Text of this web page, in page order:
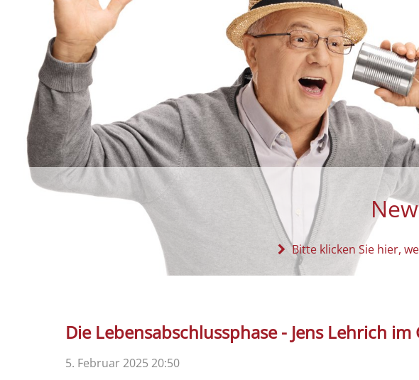
Bitte klicken Sie hier,
Die Lebensabschlussphase - Jens Lehrich
5. Februar 2025 20:50